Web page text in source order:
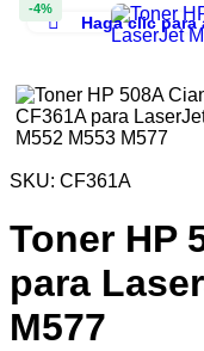
-4%
Haga clic para
SKU: CF361A
Toner HP
para
M577